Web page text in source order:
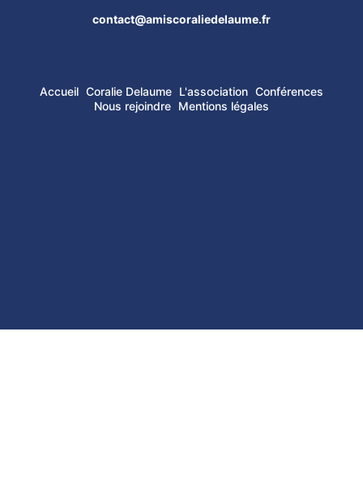
contact@amiscoraliedelaume.fr
Accueil Coralie Delaume L'association Conférences
Nous rejoindre Mentions légales